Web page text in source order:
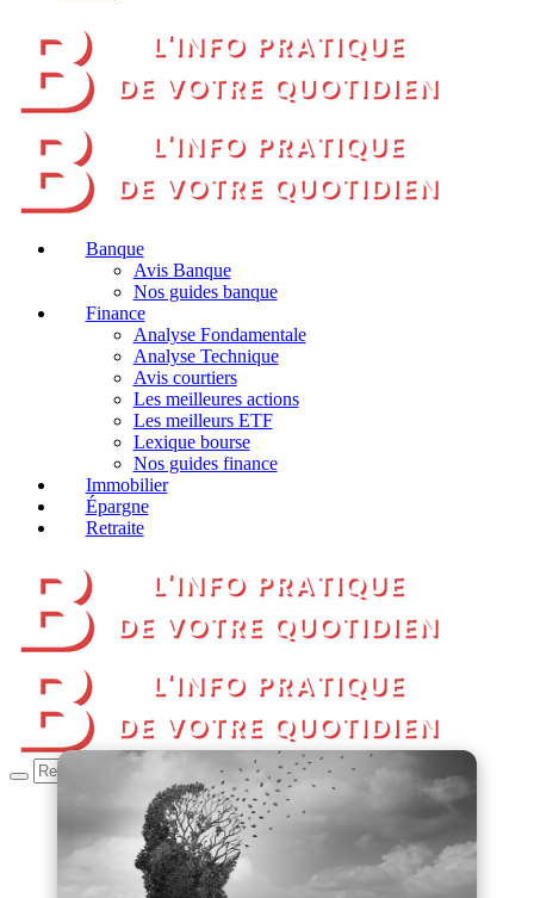
Banque
Avis Banque
Nos guides banque
Finance
Analyse Fondamentale
Analyse Technique
Avis courtiers
Les meilleures actions
Les meilleurs ETF
Lexique bourse
Nos guides finance
Immobilier
Épargne
Retraite